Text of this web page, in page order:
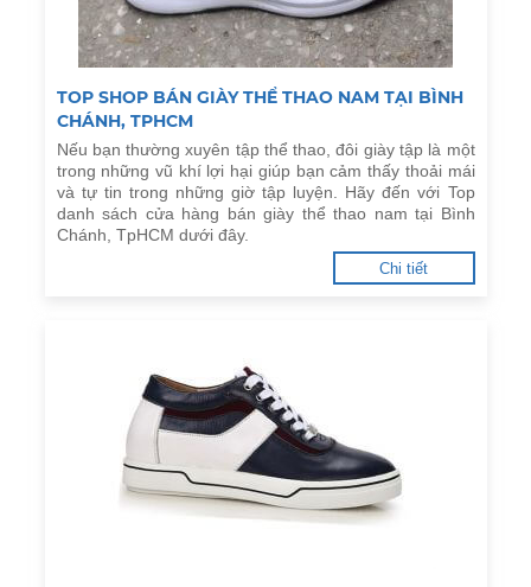
TOP SHOP BÁN GIÀY THỂ THAO NAM TẠI BÌNH
CHÁNH, TPHCM
Nếu bạn thường xuyên tập thể thao, đôi giày tập là một
trong những vũ khí lợi hại giúp bạn cảm thấy thoải mái
và tự tin trong những giờ tập luyện. Hãy đến với Top
danh sách cửa hàng bán giày thể thao nam tại Bình
Chánh, TpHCM dưới đây.
Chi tiết